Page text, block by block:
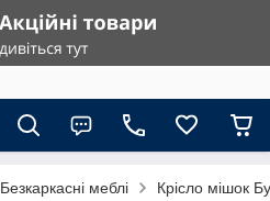
Безкаркасні меблі Крісло мішок